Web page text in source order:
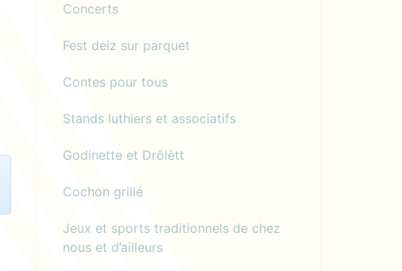
Concerts
Fest deiz sur parquet
Contes pour tous
Stands luthiers et associatifs
Godinette et Drôlètt
Cochon grillé
Jeux et sports traditionnels de chez
nous et d’ailleurs